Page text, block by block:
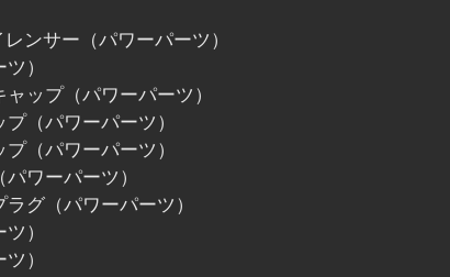
ンサー（パワーパーツ）
）
ップ（パワーパーツ）
（パワーパーツ）
（パワーパーツ）
ワーパーツ）
グ（パワーパーツ）
）
）